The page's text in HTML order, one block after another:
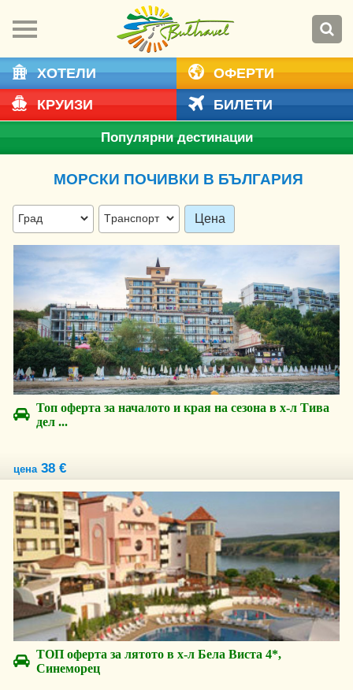
ХОТЕЛИ
ОФЕРТИ
КРУИЗИ
БИЛЕТИ
Популярни дестинации
МОРСКИ ПОЧИВКИ В БЪЛГАРИЯ
Цена
Топ оферта за началото и края на сезона в х-л Тива
дел ...
цена38 €
ТОП оферта за лятото в х-л Бела Виста 4*,
Синеморец